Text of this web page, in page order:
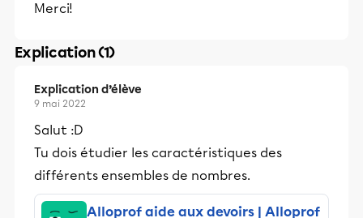
Merci!
Explication (1)
Explication d’élève
9 mai 2022
Salut :D
Tu dois étudier les caractéristiques des
différents ensembles de nombres.
Alloprof aide aux devoirs | Alloprof